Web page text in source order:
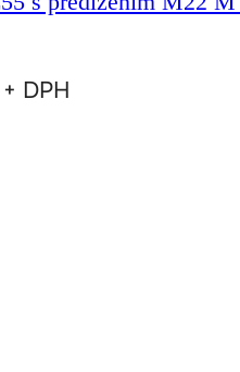
+ DPH